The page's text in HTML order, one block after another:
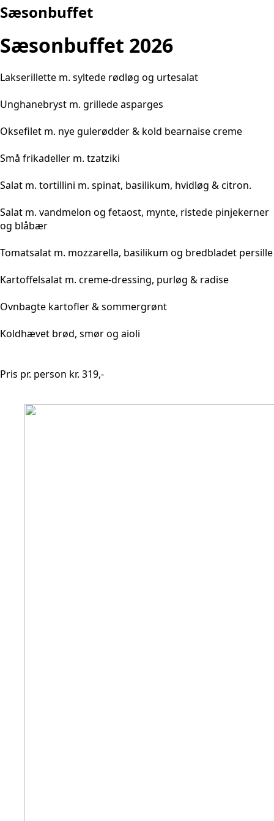
Sæsonbuffet
Sæsonbuffet 2026
Lakserillette m. syltede rødløg og urtesalat
Unghanebryst m. grillede asparges
Oksefilet m. nye gulerødder & kold bearnaise creme
Små frikadeller m. tzatziki
Salat m. tortillini m. spinat, basilikum, hvidløg & citron.
Salat m. vandmelon og fetaost, mynte, ristede pinjekerner
og blåbær
Tomatsalat m. mozzarella, basilikum og bredbladet persille
Kartoffelsalat m. creme-dressing, purløg & radise
Ovnbagte kartofler & sommergrønt
Koldhævet brød, smør og aioli
Pris pr. person kr. 319,-